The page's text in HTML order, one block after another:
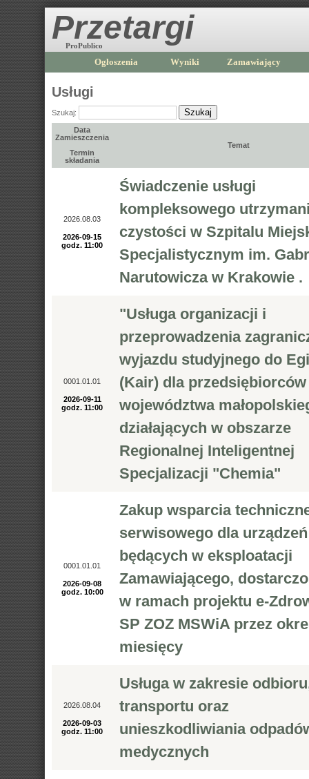
Przetargi
ProPublico
Ogłoszenia Wyniki Zamawiający
Usługi
Szukaj: Szukaj
Data
Zamieszczenia
Termin
składania
Temat
2026.08.03
2026-09-15
godz. 11:00
Świadczenie usługi
kompleksowego
czystości w Szpitalu
Specjalistycznym im.
Narutowicza w Krakowie .
0001.01.01
2026-09-11
godz. 11:00
"Usługa organizacji i
przeprowadzenia
wyjazdu studyjnego do
(Kair) dla przedsiębiorców
województwa
działających w obszarze
Regionalnej Inteligentnej
Specjalizacji "Chemia"
0001.01.01
2026-09-08
godz. 10:00
Zakup wsparcia
serwisowego dla
będących w eksploatacji
Zamawiającego,
w ramach projektu e-
SP ZOZ MSWiA przez
miesięcy
2026.08.04
2026-09-03
godz. 11:00
Usługa w zakresie
transportu oraz
unieszkodliwiania
medycznych